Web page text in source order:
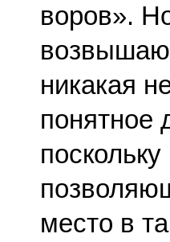
воров».
никакая
понятное
место в